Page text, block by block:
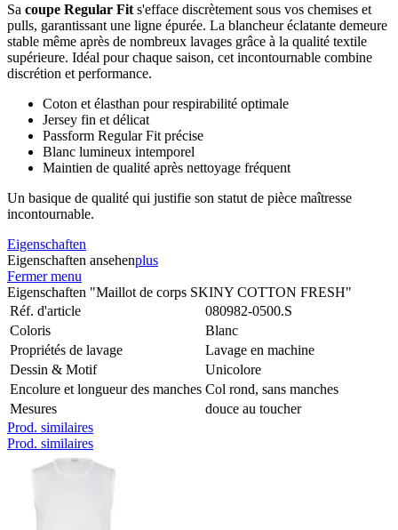
Sa coupe Regular Fit s'efface discrètement sous vos chemises et
pulls, garantissant une ligne épurée. La blancheur éclatante demeure
stable même après de nombreux lavages grâce à la qualité textile
supérieure. Idéal pour chaque saison, cet incontournable combine
discrétion et performance.
Coton et élasthan pour respirabilité optimale
Jersey fin et délicat
Passform Regular Fit précise
Blanc lumineux intemporel
Maintien de qualité après nettoyage fréquent
Un basique de qualité qui justifie son statut de pièce maîtresse
incontournable.
Eigenschaften
Eigenschaften ansehenplus
Fermer menu
Eigenschaften "Maillot de corps SKINY COTTON FRESH"
Réf. d'article
080982-0500.S
Coloris
Blanc
Propriétés de lavage
Lavage en machine
Dessin & Motif
Unicolore
Encolure et longueur des manches Col rond, sans manches
Mesures
douce au toucher
Prod. similaires
Prod. similaires